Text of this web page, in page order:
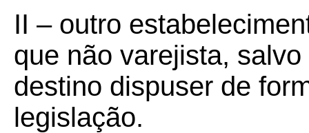
II – outro
que não varejista,
destino dispuser de
legislação.